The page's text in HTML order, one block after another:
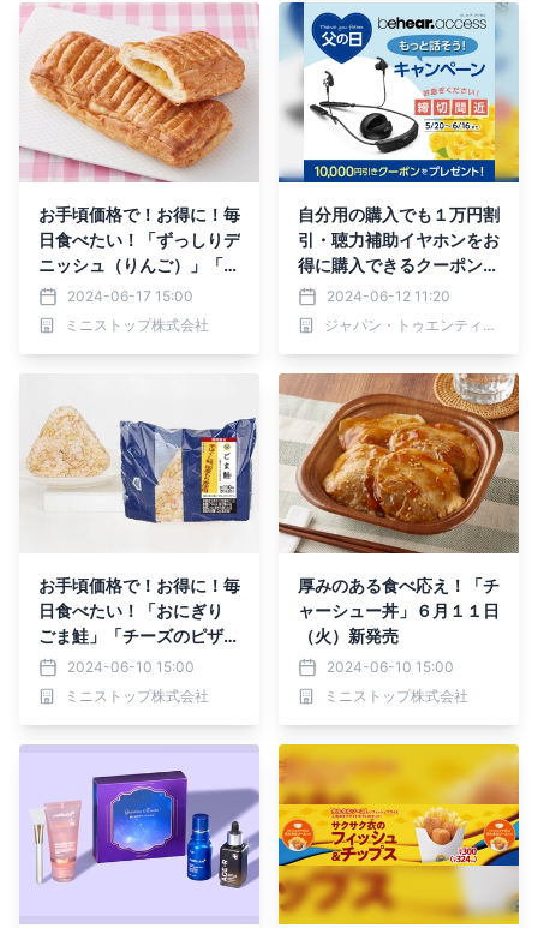
お手頃価格で！お得に！毎
日食べたい！「ずっしりデ
ニッシュ（りんご）」「オ
ニオンマヨブレッド」「レ
モンケーキ２個入り６月１
８日（火）新発売」
2024-06-17 15:00
ミニストップ株式会社
自分用の購入でも１万円割
引・聴力補助イヤホンをお
得に購入できるクーポン締
切間近！【父の日・もっと
話そうキャンペーン】
2024-06-12 11:20
ジャパン・トゥエンティワン株式会社
お手頃価格で！お得に！毎
日食べたい！「おにぎり
ごま鮭」「チーズのピザパ
ン」６月１１日（火）新発
売
2024-06-10 15:00
ミニストップ株式会社
厚みのある食べ応え！「チ
ャーシュー丼」６月１１日
（火）新発売
2024-06-10 15:00
ミニストップ株式会社